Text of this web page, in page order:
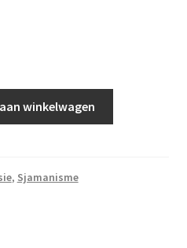
winkelwagen
, Sjamanisme